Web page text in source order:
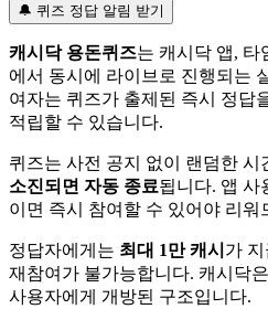
🔔 퀴즈 정답 알림 받기
캐시닥 용돈퀴즈는 캐시닥 앱, 타
에서 동시에 라이브로 진행되는
여자는 퀴즈가 출제된 즉시 정답
적립할 수 있습니다.
퀴즈는 사전 공지 없이 랜덤한 시
소진되면 자동 종료됩니다. 앱 사
이면 즉시 참여할 수 있어야 리워
정답자에게는 최대 1만 캐시 가
재참여가 불가능합니다. 캐시닥은
사용자에게 개방된 구조입니다.